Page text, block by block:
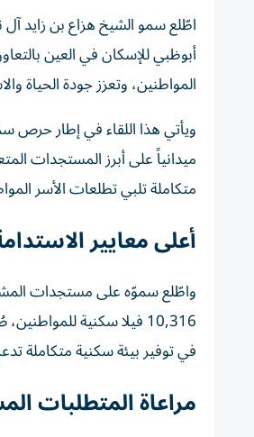
اطّلع سمو الشيخ هزاع بن زايد
أبوظبي للإسكان في العين
المواطنين، وتعزز جودة الحياة
ويأتي هذا اللقاء في إطار حرص
ميدانياً على أبرز المستجدات
متكاملة تلبي تطلعات الأسر
أعلى معايير
واطّلع سموّه على مستجدات
10,316 فيلا سكنية
في توفير بيئة سكنية متكاملة
مراعاة المتطلبات